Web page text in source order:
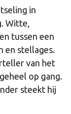
in
Witte,
tussen een
en stellages.
van het
op gang.
steekt hij